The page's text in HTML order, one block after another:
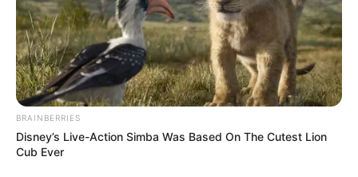
BRAINBERRIES
Disney’s Live-Action Simba Was Based On The Cutest Lion
Cub Ever